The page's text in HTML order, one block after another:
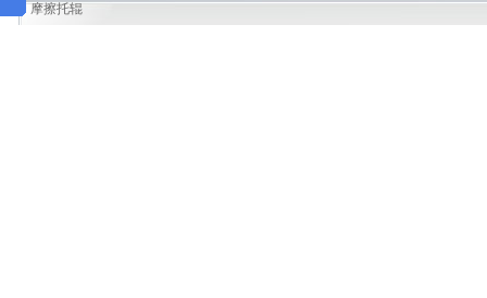
摩擦托辊